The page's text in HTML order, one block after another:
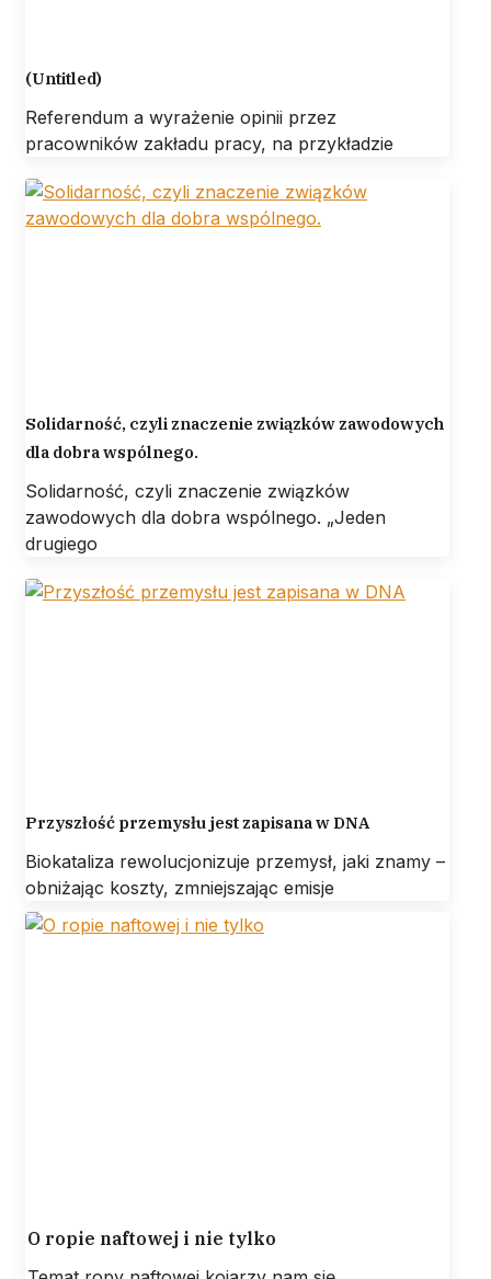
(Untitled)
Referendum a wyrażenie opinii przez
pracowników zakładu pracy, na przykładzie
Solidarność, czyli znaczenie związków zawodowych
dla dobra wspólnego.
Solidarność, czyli znaczenie związków
zawodowych dla dobra wspólnego. „Jeden
drugiego
Przyszłość przemysłu jest zapisana w DNA
Biokataliza rewolucjonizuje przemysł, jaki znamy –
obniżając koszty, zmniejszając emisje
O ropie naftowej i nie tylko